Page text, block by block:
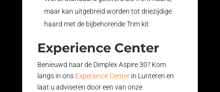
maar kan uitgebreid worden tot driezijdige
haard met de bijbehorende Trim kit
Experience Center
Benieuwd naar de Dimplex Aspire 30? Kom
langs in ons Experience Centerin Lunteren en
laat u adviseren door een van onze